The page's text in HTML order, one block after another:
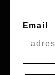
Email